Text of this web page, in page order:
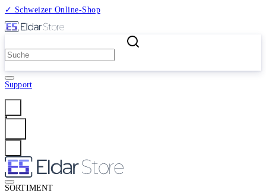
✓ Schweizer Online-Shop
Support
SORTIMENT